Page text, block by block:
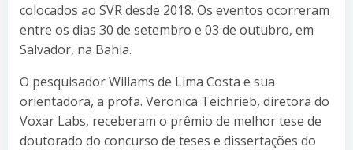
colocados ao SVR desde 2018. Os eventos ocorreram
entre os dias 30 de setembro e 03 de outubro, em
Salvador, na Bahia.
O pesquisador Willams de Lima Costa e sua
orientadora, a profa. Veronica Teichrieb, diretora do
Voxar Labs, receberam o prêmio de melhor tese de
doutorado do concurso de teses e dissertações do